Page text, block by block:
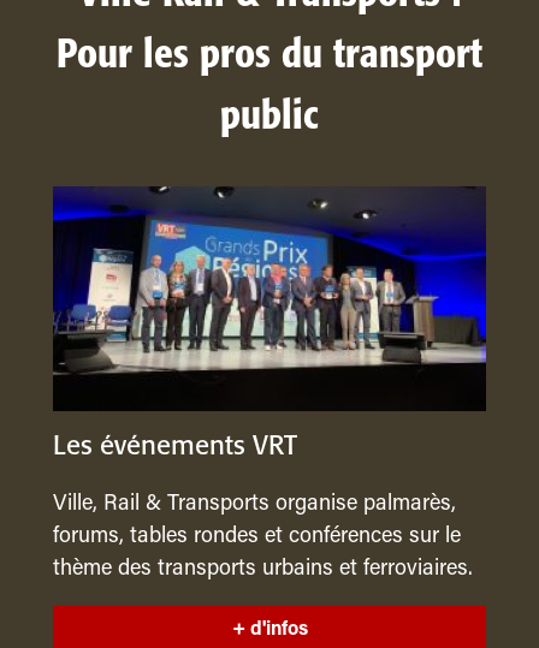
Pour les pros du transport
public
Les événements VRT
Ville, Rail & Transports organise palmarès,
forums, tables rondes et conférences sur le
thème des transports urbains et ferroviaires.
+ d'infos